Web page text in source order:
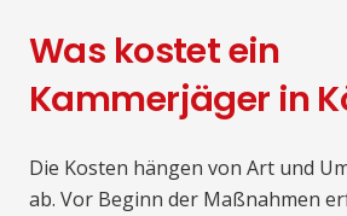
Was kostet ein
Kammerjäger in
Die Kosten hängen von Art und
ab. Vor Beginn der Maßnahmen